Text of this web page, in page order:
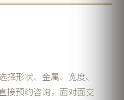
择形状、金属、宽度、
接预约咨询，面对面交